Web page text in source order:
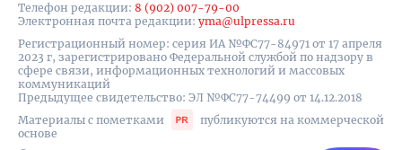
Телефон редакции: 8 (902) 007-79-00
Электронная почта редакции: yma@ulpressa.ru
Регистрационный номер: серия ИА №ФС77-84971 от 17 апреля
2023 г, зарегистрировано Федеральной службой по надзору в
сфере связи, информационных технологий и массовых
коммуникаций
Предыдущее свидетельство: ЭЛ №ФС77-74499 от 14.12.2018
Материалы с пометками
публикуются на коммерческой
основе